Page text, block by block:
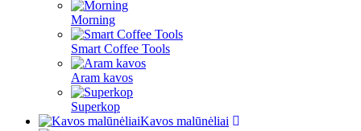
Morning
Smart Coffee Tools
Aram kavos
Superkop
Kavos malūnėliai